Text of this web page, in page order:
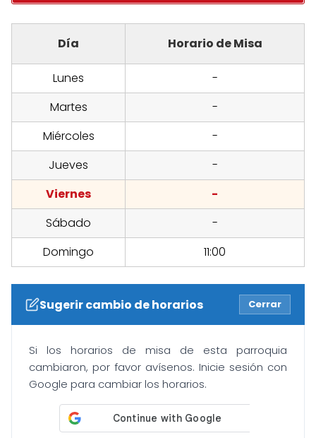
Día Horario de Misa
Lunes
-
Martes
-
Miércoles
-
Jueves
-
Viernes
-
Sábado
-
Domingo
11:00
Sugerir cambio de horarios Cerrar
Si los horarios de misa de esta parroquia
cambiaron, por favor avísenos. Inicie sesión con
Google para cambiar los horarios.